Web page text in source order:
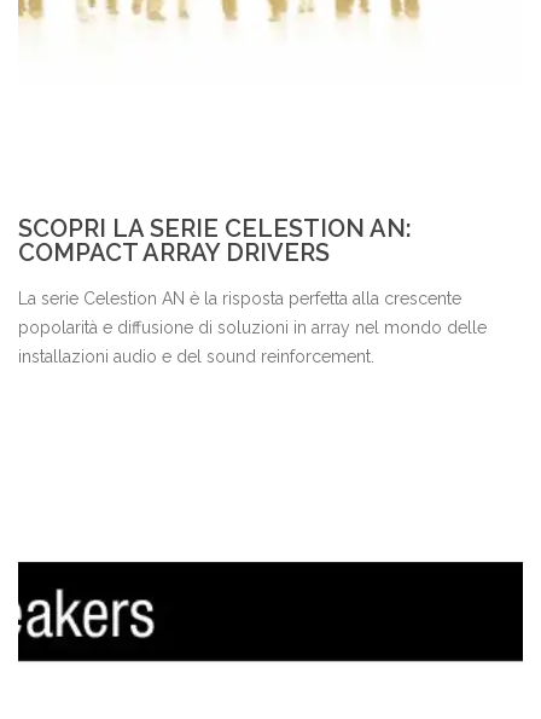
SCOPRI LA SERIE CELESTION AN:
COMPACT ARRAY DRIVERS
La serie Celestion AN è la risposta perfetta alla crescente
popolarità e diffusione di soluzioni in array nel mondo delle
installazioni audio e del sound reinforcement.